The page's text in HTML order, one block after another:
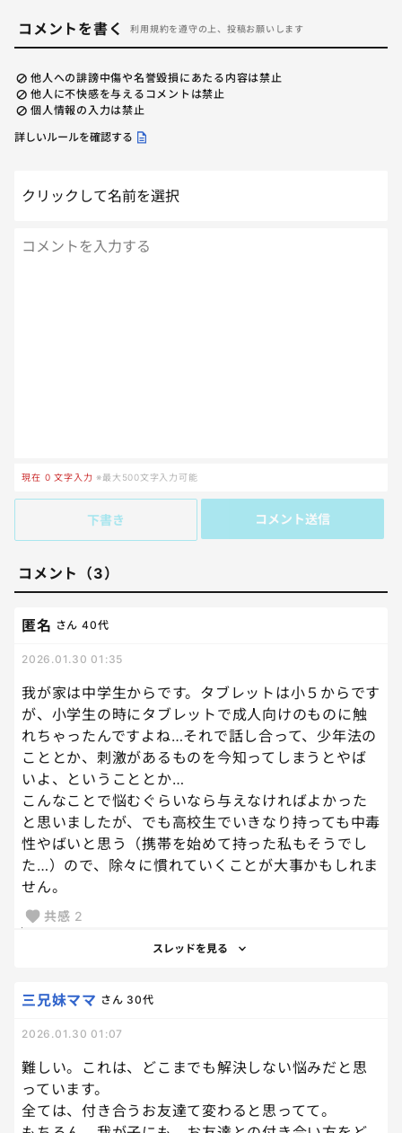
コメントを書く 利用規約を遵守の上、投稿お願いします
他人への誹謗中傷や名誉毀損にあたる内容は禁止
他人に不快感を与えるコメントは禁止
個人情報の入力は禁止
詳しいルールを確認する
クリックして名前を選択
現在 0 文字入力 ※最大500文字入力可能
下書き コメント送信
コメント（3）
匿名 さん 40代
2026.01.30 01:35
我が家は中学生からです。タブレットは小５からです
が、小学生の時にタブレットで成人向けのものに触
れちゃったんですよね…それで話し合って、少年法の
こととか、刺激があるものを今知ってしまうとやば
いよ、ということとか…
こんなことで悩むぐらいなら与えなければよかった
と思いましたが、でも高校生でいきなり持っても中毒
性やばいと思う（携帯を始めて持った私もそうでし
た…）ので、除々に慣れていくことが大事かもしれま
せん。
共感 2
スレッドを見る
三兄妹ママ さん 30代
2026.01.30 01:07
難しい。これは、どこまでも解決しない悩みだと思
っています。
全ては、付き合うお友達て変わると思ってて。